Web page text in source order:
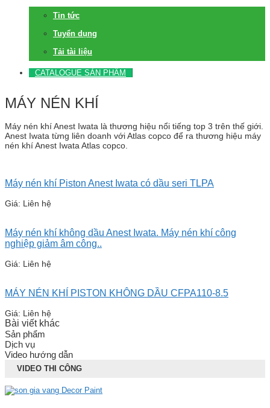
Tin tức
Tuyển dụng
Tải tài liệu
CATALOGUE SẢN PHẨM
MÁY NÉN KHÍ
Máy nén khí Anest Iwata là thương hiệu nổi tiếng top 3 trên thế giới.
Anest Iwata từng liên doanh với Atlas copco để ra thương hiệu máy
nén khí Anest Iwata Atlas copco.
Máy nén khí Piston Anest Iwata có dầu seri TLPA
Giá: Liên hệ
Máy nén khí không dầu Anest Iwata. Máy nén khí công
nghiệp giảm âm công..
Giá: Liên hệ
MÁY NÉN KHÍ PISTON KHÔNG DẦU CFPA110-8.5
Giá: Liên hệ
Bài viết khác
Sản phẩm
Dịch vụ
Video hướng dẫn
VIDEO THI CÔNG